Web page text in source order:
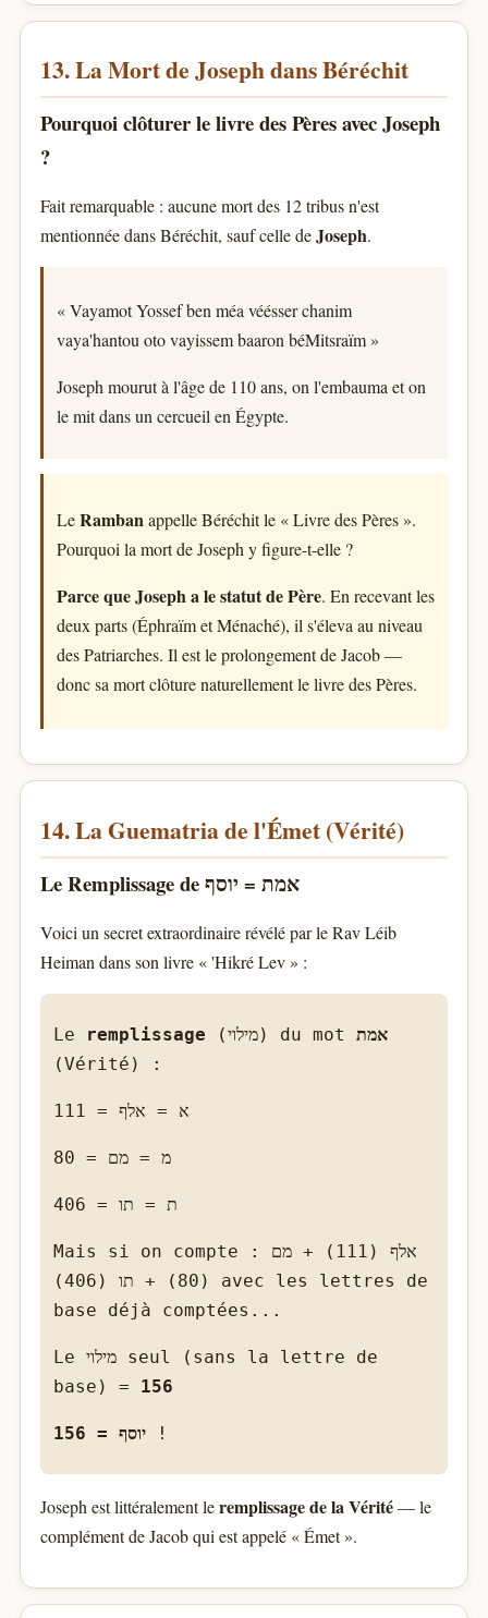
13. La Mort de Joseph dans Béréchit
Pourquoi clôturer le livre des Pères avec Joseph
?
Fait remarquable : aucune mort des 12 tribus n'est
mentionnée dans Béréchit, sauf celle deJoseph.
« Vayamot Yossef ben méa véésser chanim
vaya'hantou oto vayissem baaron béMitsraïm »
Joseph mourut à l'âge de 110 ans, on l'embauma et on
le mit dans un cercueil en Égypte.
LeRambanappelle Béréchit le « Livre des Pères ».
Pourquoi la mort de Joseph y figure-t-elle ?
Parce que Joseph a le statut de Père. En recevant les
deux parts (Éphraïm et Ménaché), il s'éleva au niveau
des Patriarches. Il est le prolongement de Jacob —
donc sa mort clôture naturellement le livre des Pères.
14. La Guematria de l'Émet (Vérité)
Le Remplissage de אמת = יוסף
Voici un secret extraordinaire révélé par le Rav Léib
Heiman dans son livre « 'Hikré Lev » :
Le remplissage (מילוי) du mot אמת
(Vérité) :
א = אלף = 111
מ = מם = 80
ת = תו = 406
Mais si on compte : אלף (111) + מם
(80) + תו (406) avec les lettres de
base déjà comptées...
Le מילוי seul (sans la lettre de
base) = 156
יוסף = 156 !
Joseph est littéralement leremplissage de la Vérité— le
complément de Jacob qui est appelé « Émet ».